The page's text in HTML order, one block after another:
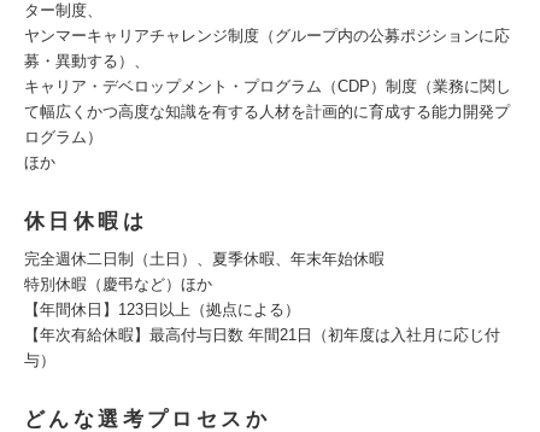
ター制度、
ヤンマーキャリアチャレンジ制度（グループ内の公募ポジションに応
募・異動する）、
キャリア・デベロップメント・プログラム（CDP）制度（業務に関し
て幅広くかつ⾼度な知識を有する⼈材を計画的に育成する能⼒開発プ
ログラム）
ほか
休日休暇は
完全週休二日制（土日）、夏季休暇、年末年始休暇
特別休暇（慶弔など）ほか
【年間休日】123日以上（拠点による）
【年次有給休暇】最高付与日数 年間21日（初年度は入社月に応じ付
与）
どんな選考プロセスか